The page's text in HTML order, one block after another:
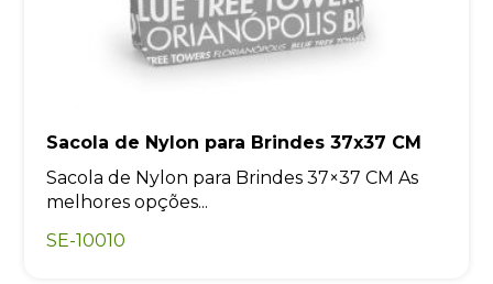
Sacola de Nylon para Brindes 37x37 CM
Sacola de Nylon para Brindes 37×37 CM As
melhores opções...
SE-10010